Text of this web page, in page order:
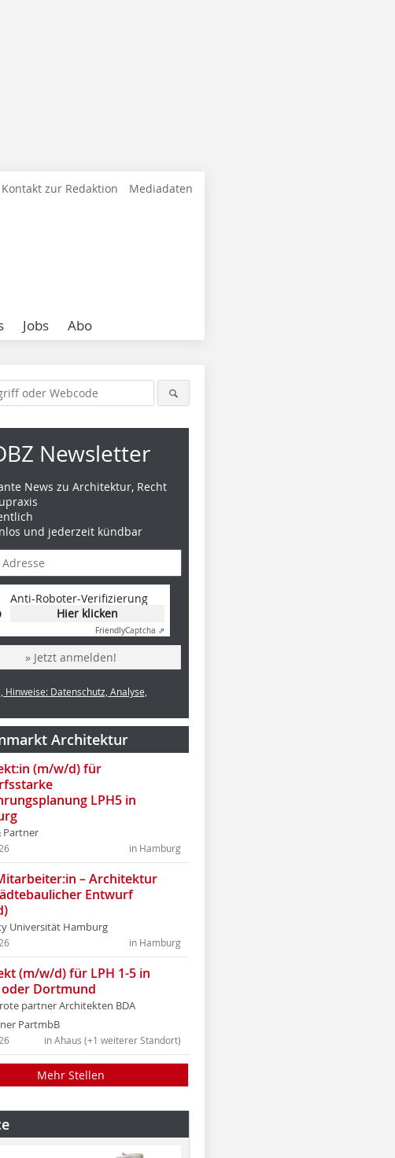
Kontakt zur Redaktion Mediadaten
Jobs Abo
Newsletter
News zu Architektur, Recht
und jederzeit kündbar
Anti-Roboter-Verifizierung
Hier klicken
FriendlyCaptcha ⇗
» Jetzt anmelden!
Hinweise: Datenschutz, Analyse,
Architektur
(m/w/d) für
LPH5 in
Partner
in Hamburg
– Architektur
Entwurf
Universität Hamburg
in Hamburg
(m/w/d) für LPH 1-5 in
Dortmund
partner Architekten BDA
PartmbB
in Ahaus (+1 weiterer Standort)
Mehr Stellen